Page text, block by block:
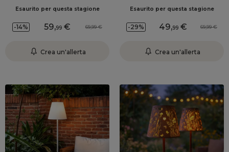
Esaurito per questa stagione
-14% 59,99 69,99
Crea un'allerta
antracite
Esaurito per questa stagione
-29% 49,99 69,99
Crea un'allerta